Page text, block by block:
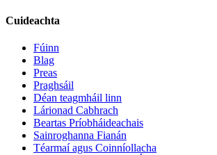
Cuideachta
Fúinn
Blag
Preas
Praghsáil
Déan teagmháil linn
Lárionad Cabhrach
Beartas Príobháideachais
Sainroghanna Fianán
Téarmaí agus Coinníollacha